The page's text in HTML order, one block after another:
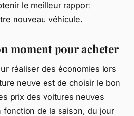
le meilleur rapport
nouveau véhicule.
moment pour acheter
réaliser des économies lors
neuve est de choisir le bon
prix des voitures neuves
fonction de la saison, du jour